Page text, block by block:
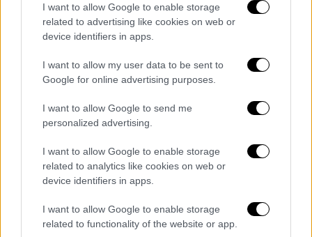
I want to allow Google to enable storage
related to advertising like cookies on web or
device identifiers in apps.
I want to allow my user data to be sent to
Google for online advertising purposes.
I want to allow Google to send me
personalized advertising.
I want to allow Google to enable storage
related to analytics like cookies on web or
device identifiers in apps.
I want to allow Google to enable storage
related to functionality of the website or app.
Κόσμος|22.08.2025 12:59
Σε σημείο μηδέν η Γάζα: Επίσημη
επιβεβαίωση ΟΗΕ για τον λιμό - «Είναι
απολύτως ανθρωπογενής»
λιμοκτονούν, ενώ χωρίς εκεχειρία ο
κίνδυνος απειλεί το ένα τρίτο του